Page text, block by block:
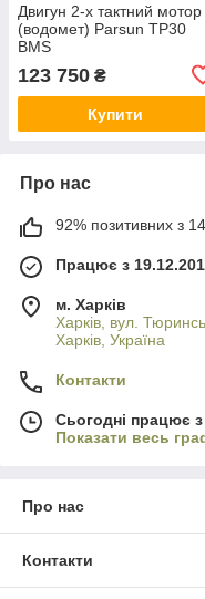
Двигун 2-х тактний мотор
(водомет) Parsun TP30
BMS
123 750 ₴
Купити
Про нас
92% позитивних з
Працює з
м. Харків
Харків, вул.
Харків, Україна
Контакти
Сьогодні працює
Показати весь
Про нас
Контакти